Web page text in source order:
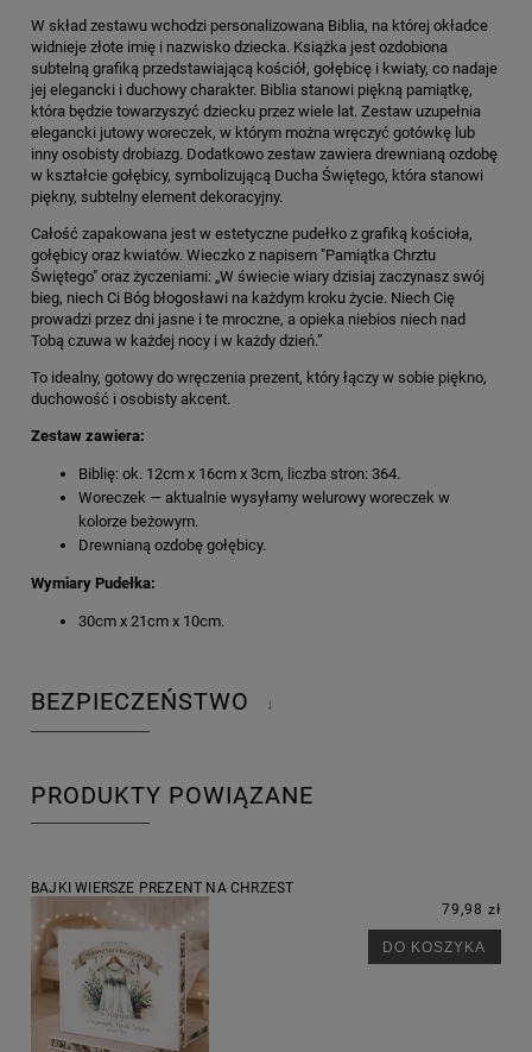
W skład zestawu wchodzi personalizowana Biblia, na której okładce
widnieje złote imię i nazwisko dziecka. Książka jest ozdobiona
subtelną grafiką przedstawiającą kościół, gołębicę i kwiaty, co nadaje
jej elegancki i duchowy charakter. Biblia stanowi piękną pamiątkę,
która będzie towarzyszyć dziecku przez wiele lat. Zestaw uzupełnia
elegancki jutowy woreczek, w którym można wręczyć gotówkę lub
inny osobisty drobiazg. Dodatkowo zestaw zawiera drewnianą ozdobę
w kształcie gołębicy, symbolizującą Ducha Świętego, która stanowi
piękny, subtelny element dekoracyjny.
Całość zapakowana jest w estetyczne pudełko z grafiką kościoła,
gołębicy oraz kwiatów. Wieczko z napisem "Pamiątka Chrztu
Świętego" oraz życzeniami: „W świecie wiary dzisiaj zaczynasz swój
bieg, niech Ci Bóg błogosławi na każdym kroku życie. Niech Cię
prowadzi przez dni jasne i te mroczne, a opieka niebios niech nad
Tobą czuwa w każdej nocy i w każdy dzień.”
To idealny, gotowy do wręczenia prezent, który łączy w sobie piękno,
duchowość i osobisty akcent.
Zestaw zawiera:
Biblię: ok. 12cm x 16cm x 3cm, liczba stron: 364.
Woreczek — aktualnie wysyłamy welurowy woreczek w
kolorze beżowym.
Drewnianą ozdobę gołębicy.
Wymiary Pudełka:
30cm x 21cm x 10cm.
BEZPIECZEŃSTWO ↓
PRODUKTY POWIĄZANE
BAJKI WIERSZE PREZENT NA CHRZEST
79,98 zł
DO KOSZYKA